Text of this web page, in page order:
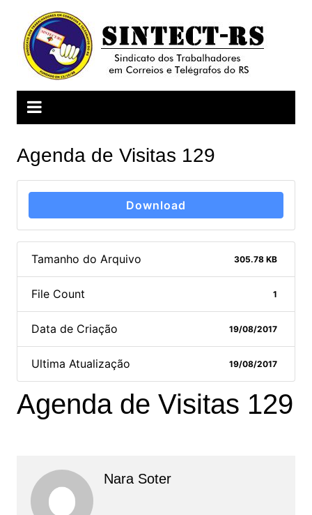
conteúdo
Agenda de Visitas 129
Download
Tamanho do Arquivo 305.78 KB
File Count 1
Data de Criação 19/08/2017
Ultima Atualização 19/08/2017
Agenda de Visitas 129
Nara Soter